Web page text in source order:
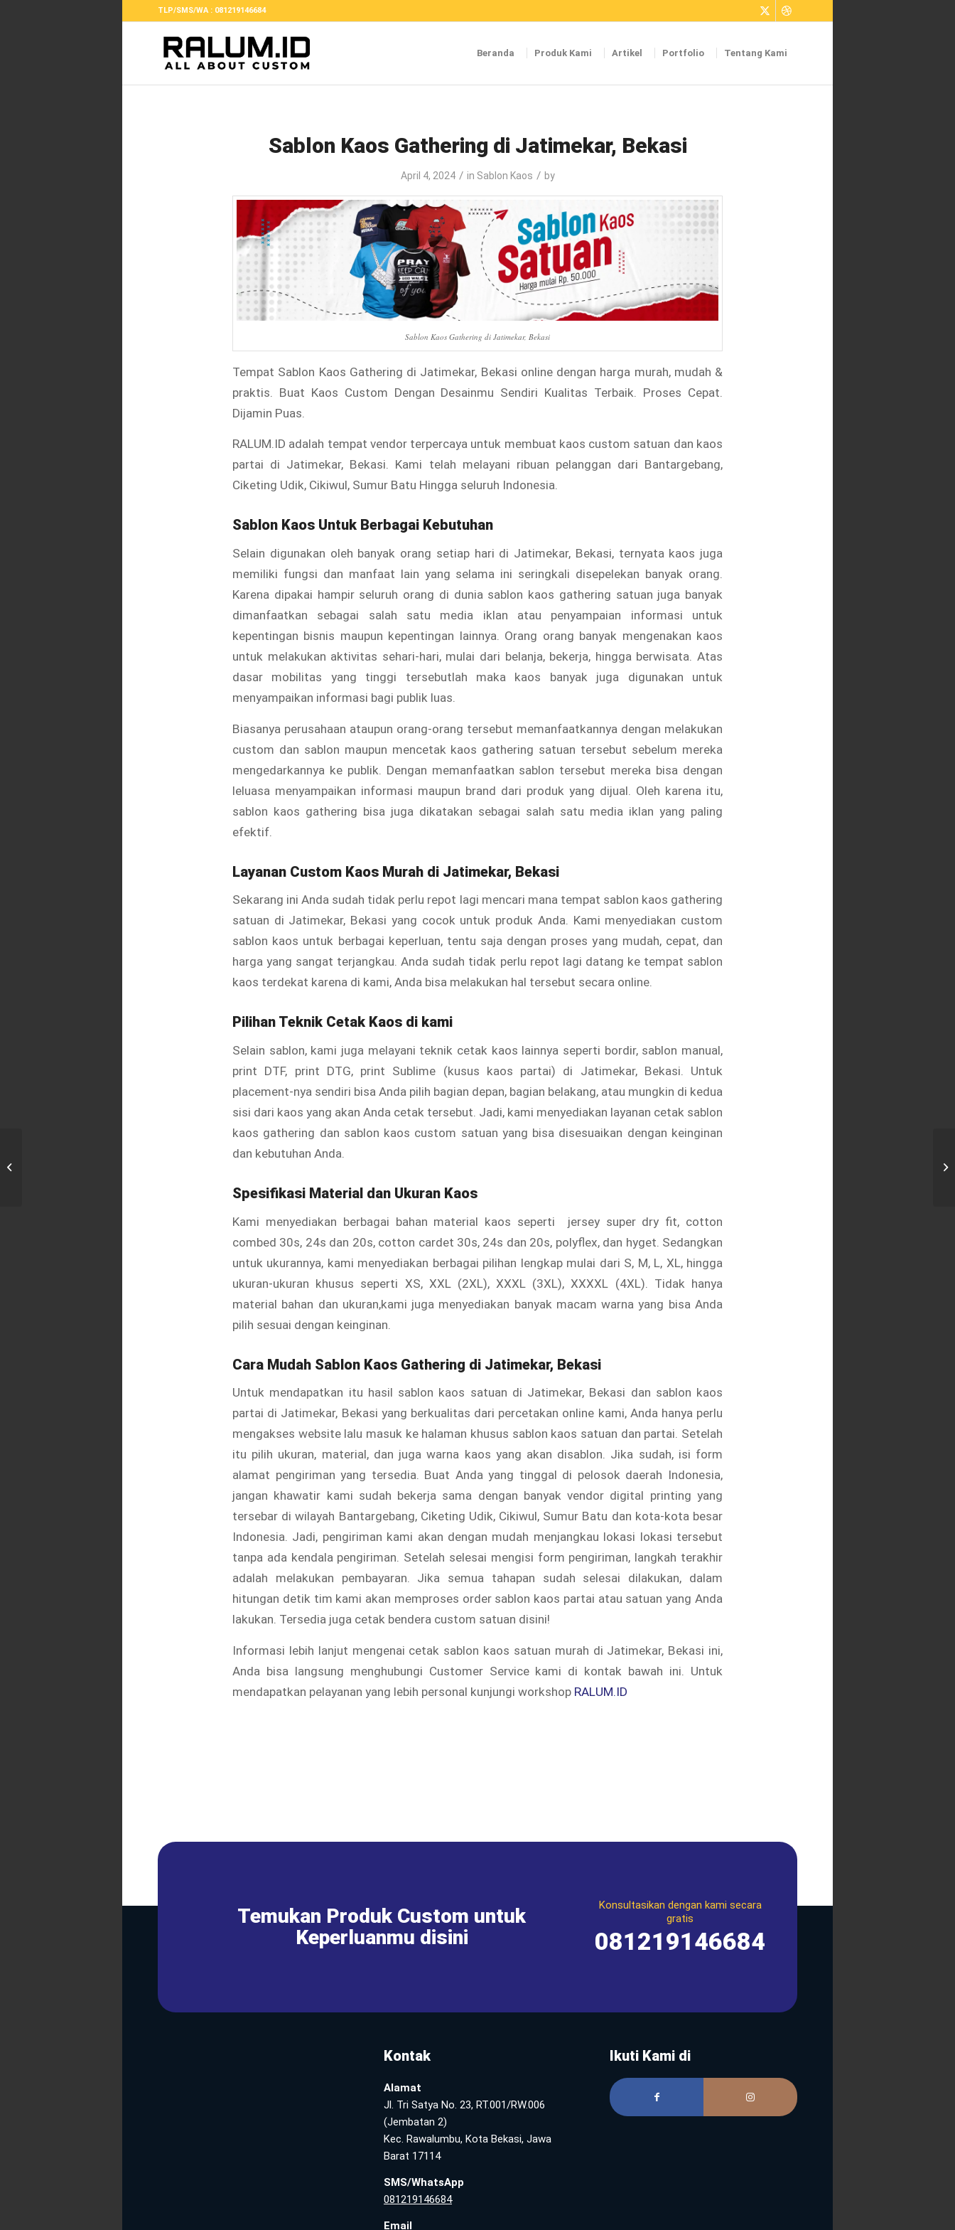
TLP/SMS/WA : 081219146684
Beranda Produk Kami Artikel Portfolio Tentang Kami
Sablon Kaos Gathering di Jatimekar, Bekasi
April 4, 2024 / in Sablon Kaos / by
Sablon Kaos Gathering di Jatimekar, Bekasi
Tempat Sablon Kaos Gathering di Jatimekar, Bekasi online dengan harga murah, mudah &
praktis. Buat Kaos Custom Dengan Desainmu Sendiri Kualitas Terbaik. Proses Cepat.
Dijamin Puas.
RALUM.ID adalah tempat vendor terpercaya untuk membuat kaos custom satuan dan kaos
partai di Jatimekar, Bekasi. Kami telah melayani ribuan pelanggan dari Bantargebang,
Ciketing Udik, Cikiwul, Sumur Batu Hingga seluruh Indonesia.
Sablon Kaos Untuk Berbagai Kebutuhan
Selain digunakan oleh banyak orang setiap hari di Jatimekar, Bekasi, ternyata kaos juga
memiliki fungsi dan manfaat lain yang selama ini seringkali disepelekan banyak orang.
Karena dipakai hampir seluruh orang di dunia sablon kaos gathering satuan juga banyak
dimanfaatkan sebagai salah satu media iklan atau penyampaian informasi untuk
kepentingan bisnis maupun kepentingan lainnya. Orang orang banyak mengenakan kaos
untuk melakukan aktivitas sehari-hari, mulai dari belanja, bekerja, hingga berwisata. Atas
dasar mobilitas yang tinggi tersebutlah maka kaos banyak juga digunakan untuk
menyampaikan informasi bagi publik luas.
Biasanya perusahaan ataupun orang-orang tersebut memanfaatkannya dengan melakukan
custom dan sablon maupun mencetak kaos gathering satuan tersebut sebelum mereka
mengedarkannya ke publik. Dengan memanfaatkan sablon tersebut mereka bisa dengan
leluasa menyampaikan informasi maupun brand dari produk yang dijual. Oleh karena itu,
sablon kaos gathering bisa juga dikatakan sebagai salah satu media iklan yang paling
efektif.
Layanan Custom Kaos Murah di Jatimekar, Bekasi
Sekarang ini Anda sudah tidak perlu repot lagi mencari mana tempat sablon kaos gathering
satuan di Jatimekar, Bekasi yang cocok untuk produk Anda. Kami menyediakan custom
sablon kaos untuk berbagai keperluan, tentu saja dengan proses yang mudah, cepat, dan
harga yang sangat terjangkau. Anda sudah tidak perlu repot lagi datang ke tempat sablon
kaos terdekat karena di kami, Anda bisa melakukan hal tersebut secara online.
Pilihan Teknik Cetak Kaos di kami
Selain sablon, kami juga melayani teknik cetak kaos lainnya seperti bordir, sablon manual,
print DTF, print DTG, print Sublime (kusus kaos partai) di Jatimekar, Bekasi. Untuk
placement-nya sendiri bisa Anda pilih bagian depan, bagian belakang, atau mungkin di kedua
sisi dari kaos yang akan Anda cetak tersebut. Jadi, kami menyediakan layanan cetak sablon
kaos gathering dan sablon kaos custom satuan yang bisa disesuaikan dengan keinginan
dan kebutuhan Anda.
Spesifikasi Material dan Ukuran Kaos
Kami menyediakan berbagai bahan material kaos seperti jersey super dry fit, cotton
combed 30s, 24s dan 20s, cotton cardet 30s, 24s dan 20s, polyflex, dan hyget. Sedangkan
untuk ukurannya, kami menyediakan berbagai pilihan lengkap mulai dari S, M, L, XL, hingga
ukuran-ukuran khusus seperti XS, XXL (2XL), XXXL (3XL), XXXXL (4XL). Tidak hanya
material bahan dan ukuran,kami juga menyediakan banyak macam warna yang bisa Anda
pilih sesuai dengan keinginan.
Cara Mudah Sablon Kaos Gathering di Jatimekar, Bekasi
Untuk mendapatkan itu hasil sablon kaos satuan di Jatimekar, Bekasi dan sablon kaos
partai di Jatimekar, Bekasi yang berkualitas dari percetakan online kami, Anda hanya perlu
mengakses website lalu masuk ke halaman khusus sablon kaos satuan dan partai. Setelah
itu pilih ukuran, material, dan juga warna kaos yang akan disablon. Jika sudah, isi form
alamat pengiriman yang tersedia. Buat Anda yang tinggal di pelosok daerah Indonesia,
jangan khawatir kami sudah bekerja sama dengan banyak vendor digital printing yang
tersebar di wilayah Bantargebang, Ciketing Udik, Cikiwul, Sumur Batu dan kota-kota besar
Indonesia. Jadi, pengiriman kami akan dengan mudah menjangkau lokasi lokasi tersebut
tanpa ada kendala pengiriman. Setelah selesai mengisi form pengiriman, langkah terakhir
adalah melakukan pembayaran. Jika semua tahapan sudah selesai dilakukan, dalam
hitungan detik tim kami akan memproses order sablon kaos partai atau satuan yang Anda
lakukan. Tersedia juga cetak bendera custom satuan disini!
Informasi lebih lanjut mengenai cetak sablon kaos satuan murah di Jatimekar, Bekasi ini,
Anda bisa langsung menghubungi Customer Service kami di kontak bawah ini. Untuk
mendapatkan pelayanan yang lebih personal kunjungi workshop RALUM.ID
Temukan Produk Custom untuk
Keperluanmu disini
Konsultasikan dengan kami secara
gratis
081219146684
Kontak
Alamat
Jl. Tri Satya No. 23, RT.001/RW.006
(Jembatan 2)
Kec. Rawalumbu, Kota Bekasi, Jawa
Barat 17114
SMS/WhatsApp
081219146684
Email
Ikuti Kami di